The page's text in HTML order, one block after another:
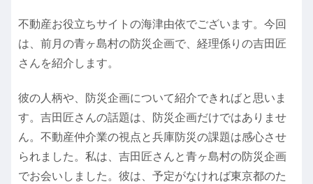
不動産お役立ちサイトの海津由依でございます。今回
は、前月の青ヶ島村の防災企画で、経理係りの吉田匠
さんを紹介します。
彼の人柄や、防災企画について紹介できればと思いま
す。吉田匠さんの話題は、防災企画だけではありませ
ん。不動産仲介業の視点と兵庫防災の課題は感心させ
られました。私は、吉田匠さんと青ヶ島村の防災企画
でお会いしました。彼は、予定がなければ東京都のた